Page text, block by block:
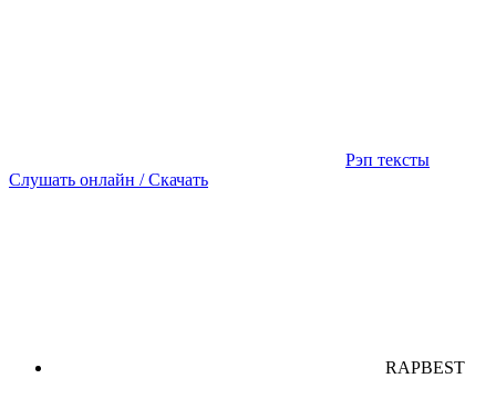
Рэп тексты
Слушать онлайн / Скачать
RAPBEST